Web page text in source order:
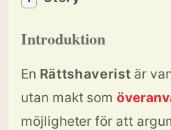
Introduktion
En Rättshaverist är
utan makt som
möjligheter för att